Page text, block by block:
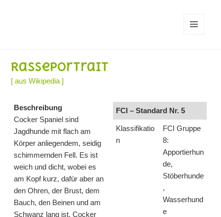
Rasseportrait
[ aus Wikipedia ]
Beschreibung
Cocker Spaniel sind
Jagdhunde mit flach am
Körper anliegendem, seidig
schimmernden Fell. Es ist
weich und dicht, wobei es
am Kopf kurz, dafür aber an
den Ohren, der Brust, dem
Bauch, den Beinen und am
Schwanz lang ist. Cocker
FCI – Standard Nr. 5
Klassifikatio
n
FCI Gruppe
8:
Apportierhun
de,
Stöberhunde
,
Wasserhund
e